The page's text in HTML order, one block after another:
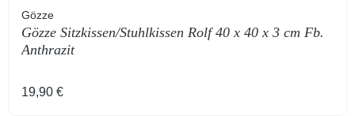
Gözze
Gözze Sitzkissen/Stuhlkissen Rolf 40 x 40 x 3 cm Fb.
Anthrazit
Regulärer Preis:
19,90 €